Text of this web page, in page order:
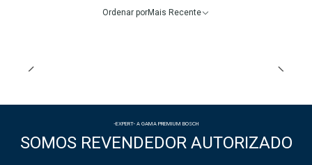
Ordenar porMais Recente
-EXPERT- A GAMA PREMIUM BOSCH
SOMOS REVENDEDOR AUTORIZADO